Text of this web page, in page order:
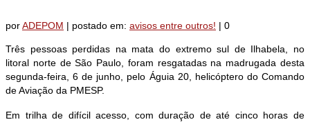
porADEPOM | postado em: avisos entre outros! | 0
Três pessoas perdidas na mata do extremo sul de Ilhabela, no
litoral norte de São Paulo, foram resgatadas na madrugada desta
segunda-feira, 6 de junho, pelo Águia 20, helicóptero do Comando
de Aviação da PMESP.
Em trilha de difícil acesso, com duração de até cinco horas de